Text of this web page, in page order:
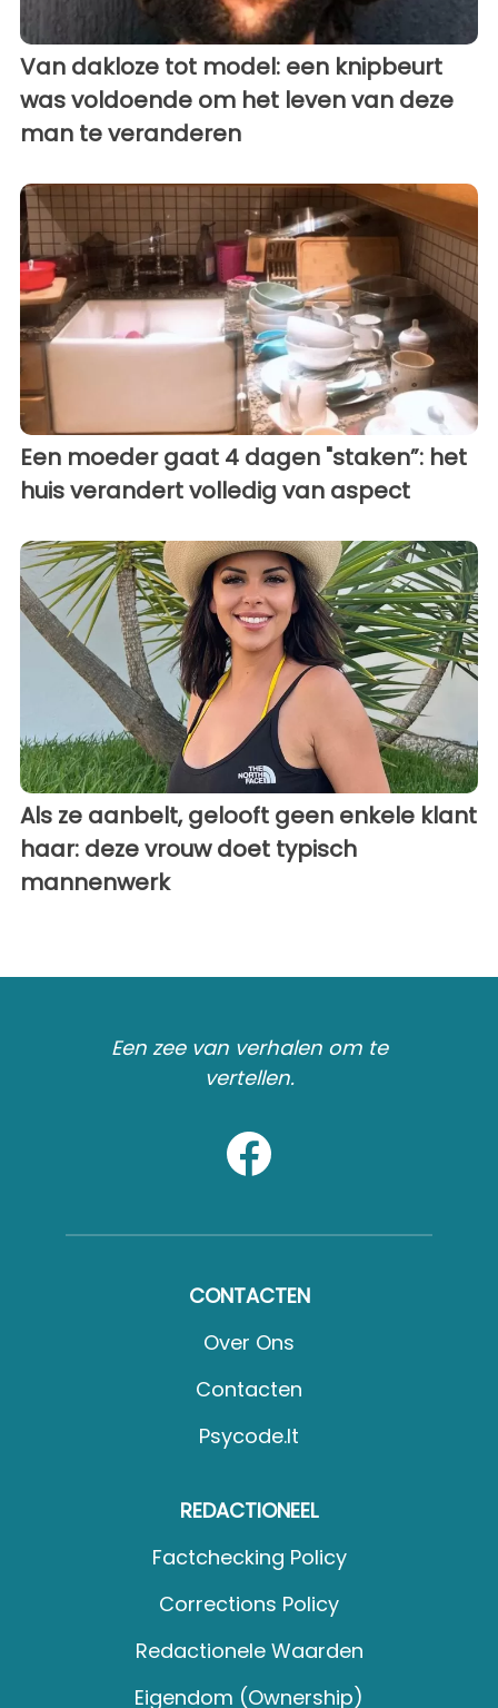
Van dakloze tot model: een knipbeurt
was voldoende om het leven van deze
man te veranderen
Een moeder gaat 4 dagen "staken”: het
huis verandert volledig van aspect
Als ze aanbelt, gelooft geen enkele klant
haar: deze vrouw doet typisch
mannenwerk
Een zee van verhalen om te
vertellen.
CONTACTEN
Over Ons
Contacten
Psycode.it
REDACTIONEEL
Factchecking Policy
Corrections Policy
Redactionele Waarden
Eigendom (Ownership)